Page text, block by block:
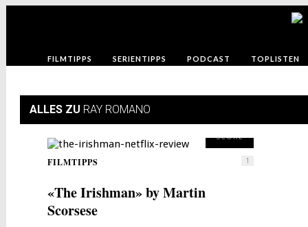
FILMTIPPS SERIENTIPPS PODCAST TOPLISTEN
ALLES ZU RAY ROMANO
SCORE
FILMTIPPS 1
«The Irishman» by Martin
Scorsese